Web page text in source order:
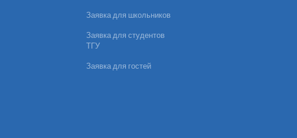
Заявка для школьников
Заявка для студентов
ТГУ
Заявка для гостей